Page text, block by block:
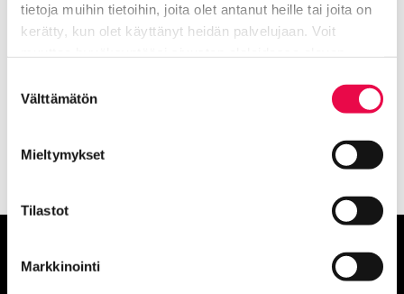
tietoja muihin tietoihin, joita olet antanut heille tai joita on
kerätty, kun olet käyttänyt heidän palvelujaan. Voit
valinta
Välttämätön
Mieltymykset
Tilastot
Markkinointi
Lisää aiheesta: Taidemuseon
menneet näyttelyt
Sauli Suomela − ELEMENTS
Anna palautetta